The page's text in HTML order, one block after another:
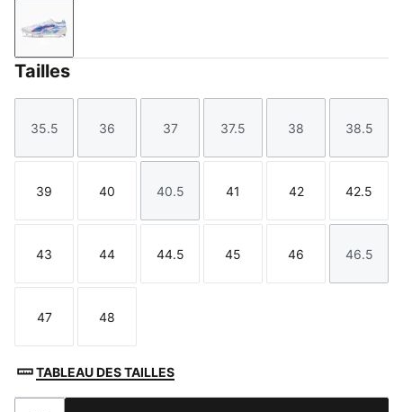
PUMA White-Pink Lilac-Dusky Blue
Tailles
Taille
35.5
Taille
36
Taille
37
Taille
37.5
Taille
38
Taille
38.5
Taille
39
Taille
40
Taille
40.5
Taille
41
Taille
42
Taille
42.5
Taille
43
Taille
44
Taille
44.5
Taille
45
Taille
46
Taille
46.5
Taille
47
Taille
48
TABLEAU DES TAILLES